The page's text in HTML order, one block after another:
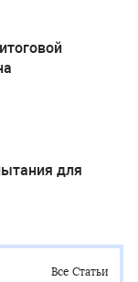
для
Все Статьи